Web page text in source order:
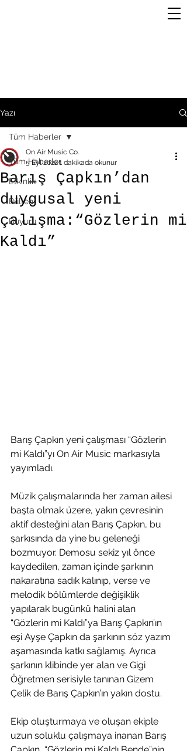
Yazı
Tüm Haberler
Etkinlik
Bülten
Duyuru
Tüm Haberler
Barış Çapkın’dan
duygusal yeni
çalışma:“Gözlerin mi
Kaldı”
On Air Music Co.
5 Eyl 20221 dakikada okunur
Barış Çapkın yeni çalışması “Gözlerin
mi Kaldı”yı On Air Music markasıyla
yayımladı.
Müzik çalışmalarında her zaman ailesi
başta olmak üzere, yakın çevresinin
aktif desteğini alan Barış Çapkın, bu
şarkısında da yine bu geleneği
bozmuyor. Demosu sekiz yıl önce
kaydedilen, zaman içinde şarkının
nakaratına sadık kalınıp, verse ve
melodik bölümlerde değişiklik
yapılarak bugünkü halini alan
“Gözlerin mi Kaldı”ya Barış Çapkın’ın
eşi Ayşe Çapkın da şarkının söz yazım
aşamasında katkı sağlamış. Ayrıca
şarkının klibinde yer alan ve Gigi
Öğretmen serisiyle tanınan Gizem
Çelik de Barış Çapkın’ın yakın dostu.
Ekip oluşturmaya ve oluşan ekiple
uzun soluklu çalışmaya inanan Barış